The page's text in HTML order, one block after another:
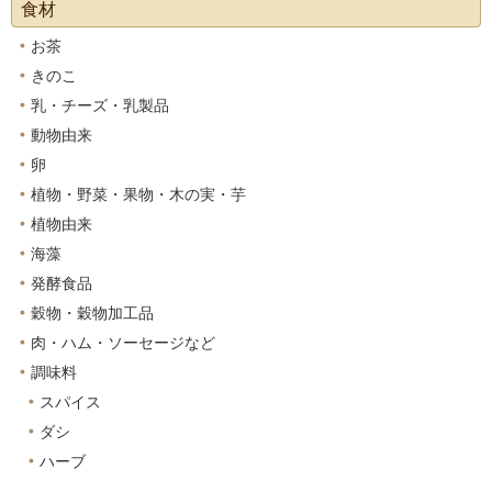
食材
お茶
きのこ
乳・チーズ・乳製品
動物由来
卵
植物・野菜・果物・木の実・芋
植物由来
海藻
発酵食品
穀物・穀物加工品
肉・ハム・ソーセージなど
調味料
スパイス
ダシ
ハーブ